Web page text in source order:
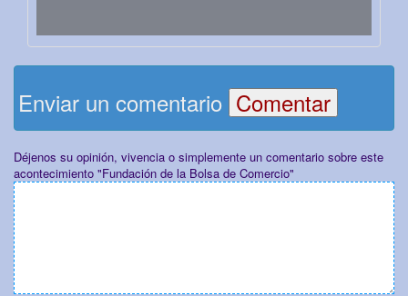
Enviar un comentario
Déjenos su opinión, vivencia o simplemente un comentario sobre este
acontecimiento "Fundación de la Bolsa de Comercio"